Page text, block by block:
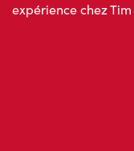
Ne nous croyez